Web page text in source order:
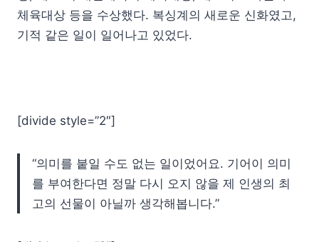
체육대상 등을 수상했다. 복싱계의 새로운 신화였고,
기적 같은 일이 일어나고 있었다.
[divide style=”2″]
“의미를 붙일 수도 없는 일이었어요. 기어이 의미
를 부여한다면 정말 다시 오지 않을 제 인생의 최
고의 선물이 아닐까 생각해봅니다.”